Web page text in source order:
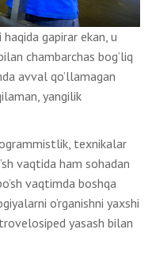
gapirar ekan, u
chambarchas bog’liq
avval qo’llamagan
yangilik
texnikalar
vaqtida ham sohadan
vaqtimda boshqa
o’rganishni yaxshi
yasash bilan